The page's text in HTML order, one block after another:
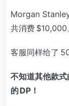
Morgan
共消费 $10,000
客服同样给了
不知道其他款
的 DP！